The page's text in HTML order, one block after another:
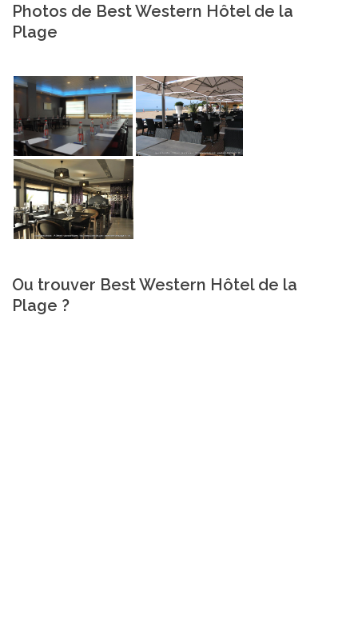
Photos de Best Western Hôtel de la
Plage
Ou trouver Best Western Hôtel de la
Plage ?